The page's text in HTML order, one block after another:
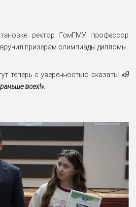
ректор ГомГМУ профессор
призерам олимпиады дипломы.
теперь с уверенностью сказать: «Я
всех!».